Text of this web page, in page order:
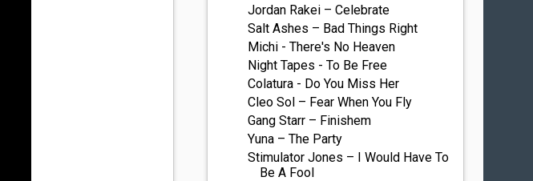
Jordan Rakei – Celebrate
Salt Ashes – Bad Things Right
Michi - There's No Heaven
Night Tapes - To Be Free
Colatura - Do You Miss Her
Cleo Sol – Fear When You Fly
Gang Starr – Finishem
Yuna – The Party
Stimulator Jones – I Would Have To
Be A Fool